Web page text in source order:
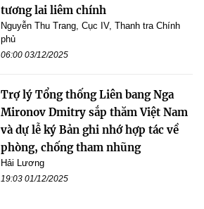
tương lai liêm chính
Nguyễn Thu Trang, Cục IV, Thanh tra Chính
phủ
06:00 03/12/2025
Trợ lý Tổng thống Liên bang Nga
Mironov Dmitry sắp thăm Việt Nam
và dự lễ ký Bản ghi nhớ hợp tác về
phòng, chống tham nhũng
Hải Lương
19:03 01/12/2025